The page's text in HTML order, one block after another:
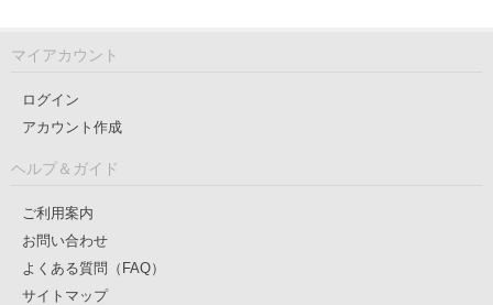
マイアカウント
ログイン
アカウント作成
ヘルプ＆ガイド
ご利用案内
お問い合わせ
よくある質問（FAQ）
サイトマップ